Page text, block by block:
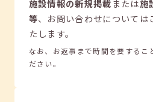
施設情報の新規掲載または施
等、 お問い合わせについては
たします。
なお、お返事まで時間を要するこ
ださい。